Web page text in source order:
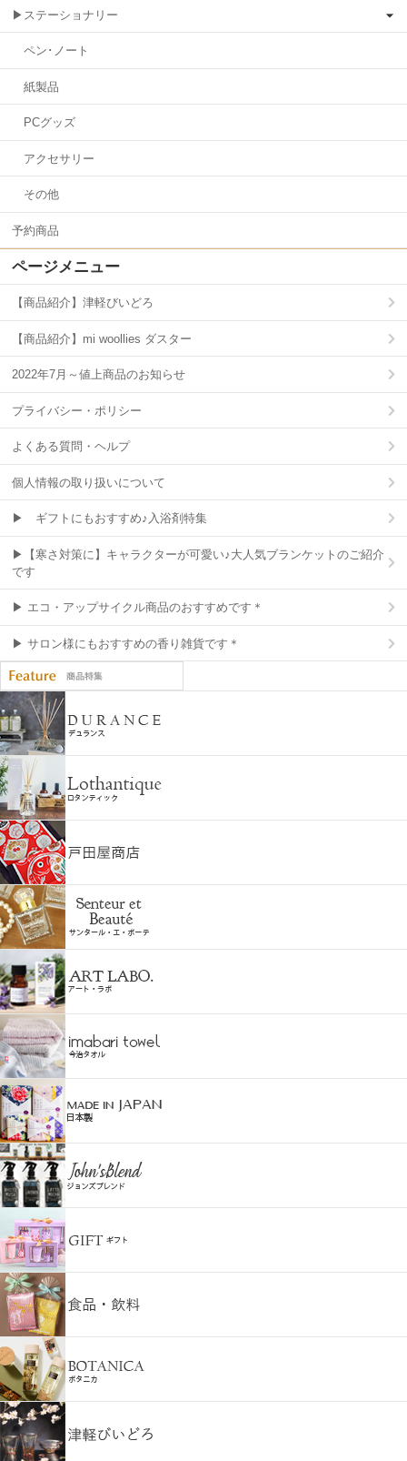
▶ステーショナリー
ペン･ノート
紙製品
PCグッズ
アクセサリー
その他
予約商品
ページメニュー
【商品紹介】津軽びいどろ
【商品紹介】mi woollies ダスター
2022年7月～値上商品のお知らせ
プライバシー・ポリシー
よくある質問・ヘルプ
個人情報の取り扱いについて
▶ ギフトにもおすすめ♪入浴剤特集
▶【寒さ対策に】キャラクターが可愛い♪大人気ブランケットのご紹介
です
▶ エコ・アップサイクル商品のおすすめです＊
▶ サロン様にもおすすめの香り雑貨です＊